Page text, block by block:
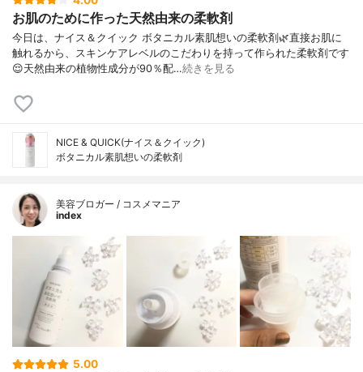
お肌のために作った天然由来の柔軟剤
今日は、ナイス＆クイック ボタニカル素肌想いの柔軟剤🌿直接お肌に
触れるから、スキンケアレベルのこだわりを持って作られた柔軟剤です
😌天然由来の植物性成分が90％配…続きを見る
NICE & QUICK(ナイス＆クイック)
ボタニカル素肌想いの柔軟剤
美容ブロガー / コスメマニア
index
5.00